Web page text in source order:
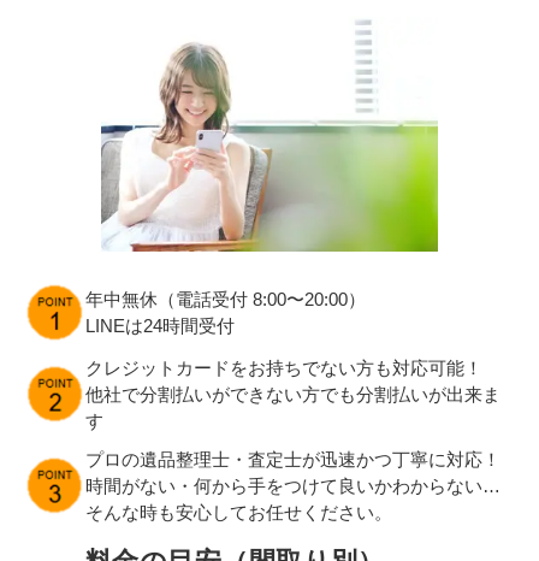
年中無休（電話受付 8:00〜20:00）
LINEは24時間受付
クレジットカードをお持ちでない方も対応可能！
他社で分割払いができない方でも分割払いが出来ま
す
プロの遺品整理士・査定士が迅速かつ丁寧に対応！
時間がない・何から手をつけて良いかわからない…
そんな時も安心してお任せください。